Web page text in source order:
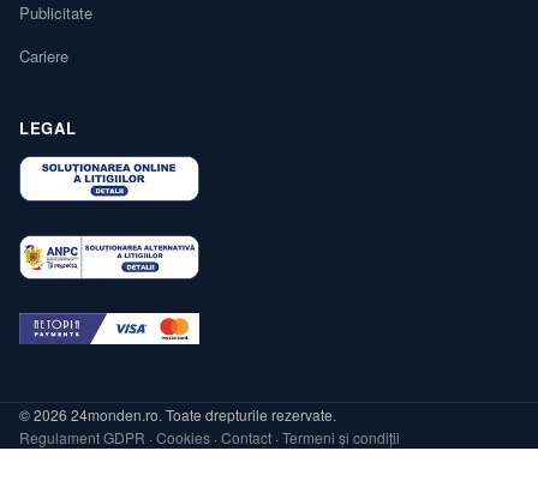
Publicitate
Cariere
LEGAL
© 2026 24monden.ro. Toate drepturile rezervate.
Regulament GDPR ·Cookies ·Contact ·Termeni și condiții